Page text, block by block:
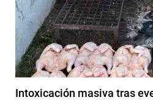
Intoxicación masiva tras